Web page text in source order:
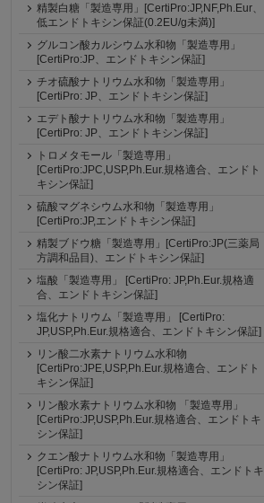
精製白糖「製造専用」[CertiPro:JP,NF,Ph.Eur、
低エンドトキシン保証(0.2EU/g未満)]
グルコン酸カルシウム水和物「製造専用」
[CertiPro:JP、エンドトキシン保証]
チオ硫酸ナトリウム水和物「製造専用」
[CertiPro: JP、エンドトキシン保証]
エデト酸ナトリウム水和物「製造専用」
[CertiPro: JP、エンドトキシン保証]
トロメタモール「製造専用」
[CertiPro:JPC,USP,Ph.Eur.規格適合、エンドト
キシン保証]
硫酸マグネシウム水和物「製造専用」
[CertiPro:JP,エンドトキシン保証]
精製ブドウ糖「製造専用」[CertiPro:JP(三薬局
方調和品目)、エンドトキシン保証]
塩酸「製造専用」 [CertiPro: JP,Ph.Eur.規格適
合、エンドトキシン保証]
塩化ナトリウム「製造専用」 [CertiPro:
JP,USP,Ph.Eur.規格適合、エンドトキシン保証]
リン酸二水素ナトリウム水和物
[CertiPro:JPE,USP,Ph.Eur.規格適合、エンドト
キシン保証]
リン酸水素ナトリウム水和物 「製造専用」
[CertiPro:JP,USP,Ph.Eur.規格適合、エンドトキ
シン保証]
クエン酸ナトリウム水和物「製造専用」
[CertiPro: JP,USP,Ph.Eur.規格適合、エンドトキ
シン保証]